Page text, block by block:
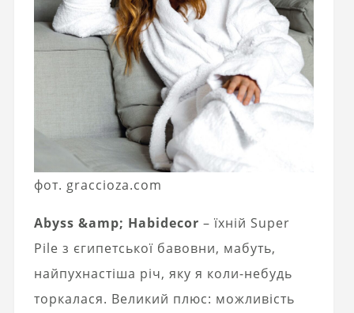
фот. graccioza.com
Abyss &amp; Habidecor – їхній Super
Pile з єгипетської бавовни, мабуть,
найпухнастіша річ, яку я коли-небудь
торкалася. Великий плюс: можливість